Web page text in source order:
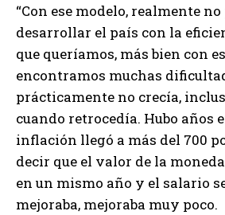
“Con ese modelo, realmente
desarrollar el país con la
que queríamos, más bien con
encontramos muchas
prácticamente no crecía,
cuando retrocedía. Hubo años
inflación llegó a más del 700
decir que el valor de la
en un mismo año y el salario
mejoraba, mejoraba muy poco.